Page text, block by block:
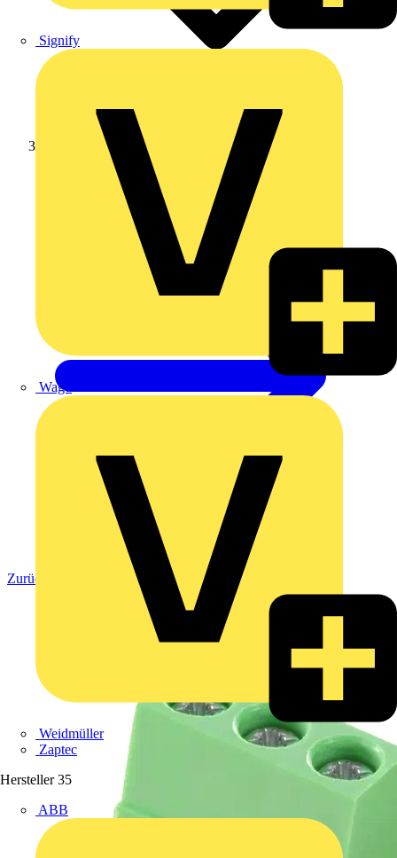
Signify
Wago
Weidmüller
Zaptec
Hersteller 35
ABB
Zurück zu Produkte